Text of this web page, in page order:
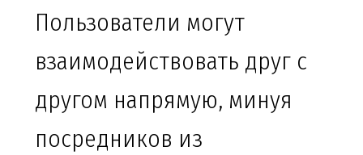
Пользователи могут
взаимодействовать друг с
другом напрямую, минуя
посредников из